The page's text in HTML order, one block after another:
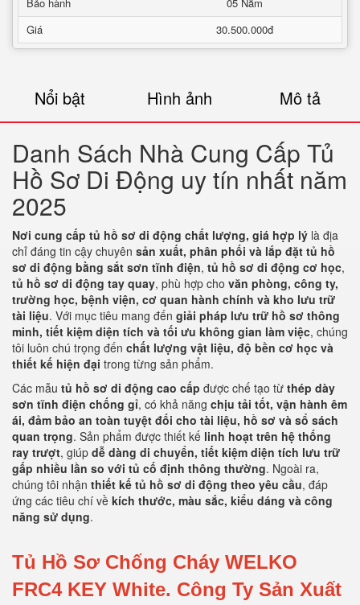
Giá
30.500.000đ
Nổi bật Hình ảnh Mô tả
Danh Sách Nhà Cung Cấp Tủ
Hồ Sơ Di Động uy tín nhất năm
2025
Nơi cung cấp tủ hồ sơ di động chất lượng, giá hợp lý là địa
chỉ đáng tin cậy chuyên sản xuất, phân phối và lắp đặt tủ hồ
sơ di động bằng sắt sơn tĩnh điện, tủ hồ sơ di động cơ học,
tủ hồ sơ di động tay quay, phù hợp cho văn phòng, công ty,
trường học, bệnh viện, cơ quan hành chính và kho lưu trữ
tài liệu. Với mục tiêu mang đến giải pháp lưu trữ hồ sơ thông
minh, tiết kiệm diện tích và tối ưu không gian làm việc, chúng
tôi luôn chú trọng đến chất lượng vật liệu, độ bền cơ học và
thiết kế hiện đại trong từng sản phẩm.
Các mẫu tủ hồ sơ di động cao cấp được chế tạo từ thép dày
sơn tĩnh điện chống gỉ, có khả năng chịu tải tốt, vận hành êm
ái, đảm bảo an toàn tuyệt đối cho tài liệu, hồ sơ và sổ sách
quan trọng. Sản phẩm được thiết kế linh hoạt trên hệ thống
ray trượt, giúp dễ dàng di chuyển, tiết kiệm diện tích lưu trữ
gấp nhiều lần so với tủ cố định thông thường. Ngoài ra,
chúng tôi nhận thiết kế tủ hồ sơ di động theo yêu cầu, đáp
ứng các tiêu chí về kích thước, màu sắc, kiểu dáng và công
năng sử dụng.
Tủ Hồ Sơ Chống Cháy WELKO
FRC4 KEY White. Công Ty Sản Xuất